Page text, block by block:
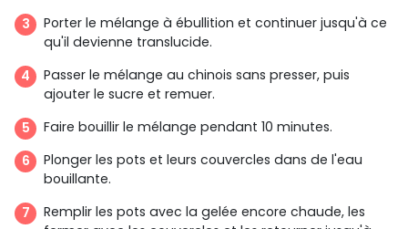
Porter le mélange à ébullition et continuer jusqu'à ce
qu'il devienne translucide.
Passer le mélange au chinois sans presser, puis
ajouter le sucre et remuer.
Faire bouillir le mélange pendant 10 minutes.
Plonger les pots et leurs couvercles dans de l'eau
bouillante.
Remplir les pots avec la gelée encore chaude, les